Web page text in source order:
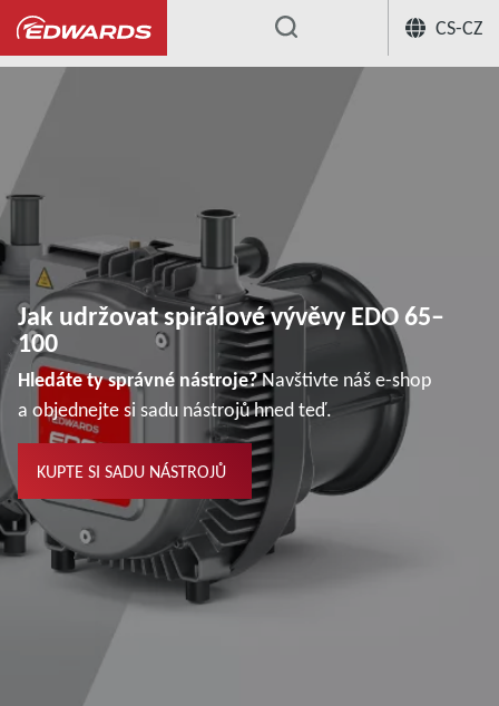
CS-CZ
... Jak udržovat spirálové vývěvy EDO 65–100
Jak udržovat spirálové vývěvy EDO 65–
100
Hledáte ty správné nástroje?Navštivte náš e-shop
a objednejte si sadu nástrojů hned teď.
KUPTE SI SADU NÁSTROJŮ